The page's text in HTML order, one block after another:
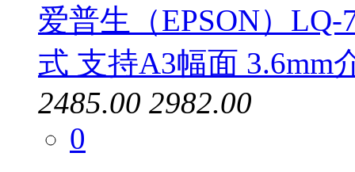
爱普生（EPSON）
式 支持A3幅面 3.6mm
2485.00 2982.00
0